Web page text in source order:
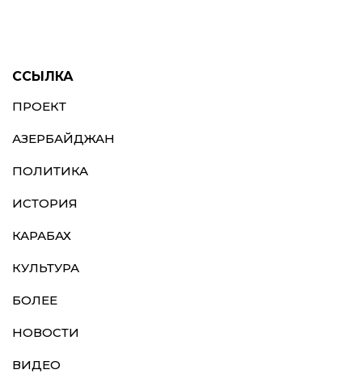
ССЫЛКА
ПРОЕКТ
АЗЕРБАЙДЖАН
ПОЛИТИКА
ИСТОРИЯ
КАРАБАХ
КУЛЬТУРА
БОЛЕЕ
НОВОСТИ
ВИДЕО